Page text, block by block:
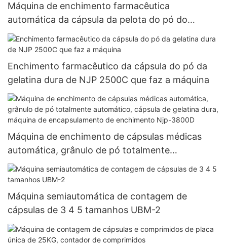
Máquina de enchimento farmacêutica
automática da cápsula da pelota do pó do
enchimento da cápsula da gelatina dura vazia njp
1500d
Enchimento farmacêutico da cápsula do pó da
gelatina dura de NJP 2500C que faz a máquina
Máquina de enchimento de cápsulas médicas
automática, grânulo de pó totalmente
automático, cápsula de gelatina dura, máquina
de encapsulamento de enchimento Njp-3800D
Máquina semiautomática de contagem de
cápsulas de 3 4 5 tamanhos UBM-2